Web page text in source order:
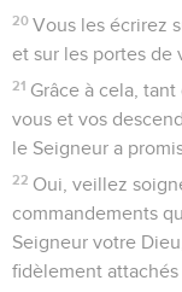
20 Vous les écrirez
et sur les portes de
21 Grâce à cela,
vous et vos
le Seigneur a
22 Oui, veillez
commandements
Seigneur votre
fidèlement attachés